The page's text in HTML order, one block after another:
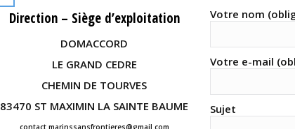
Direction – Siège d’exploitation
DOMACCORD
LE GRAND CEDRE
CHEMIN DE TOURVES
83470 ST MAXIMIN LA SAINTE BAUME
contact.marinssansfrontieres@gmail.com
Votre nom
Votre e-mail
Sujet